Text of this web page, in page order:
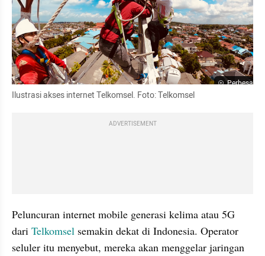
Perbesar
Ilustrasi akses internet Telkomsel. Foto: Telkomsel
ADVERTISEMENT
Peluncuran internet mobile generasi kelima atau 5G
dari Telkomsel semakin dekat di Indonesia. Operator
seluler itu menyebut, mereka akan menggelar jaringan